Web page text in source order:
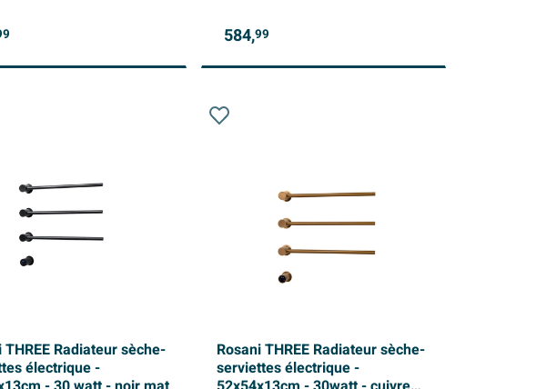
584,99
THREE Radiateur sèche-
électrique -
Rosani THREE Radiateur sèche-
serviettes électrique -